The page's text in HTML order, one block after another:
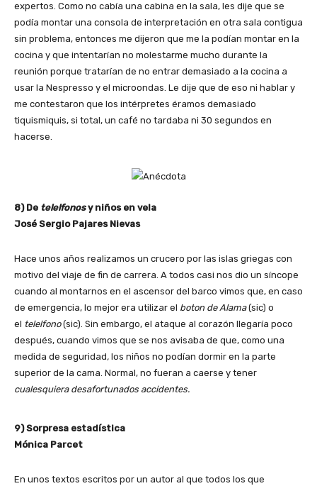
expertos. Como no cabía una cabina en la sala, les dije que se
podía montar una consola de interpretación en otra sala contigua
sin problema, entonces me dijeron que me la podían montar en la
cocina y que intentarían no molestarme mucho durante la
reunión porque tratarían de no entrar demasiado a la cocina a
usar la Nespresso y el microondas. Le dije que de eso ni hablar y
me contestaron que los intérpretes éramos demasiado
tiquismiquis, si total, un café no tardaba ni 30 segundos en
hacerse.
8) De telelfonosy niños en vela
José Sergio Pajares Nievas
Hace unos años realizamos un crucero por las islas griegas con
motivo del viaje de fin de carrera. A todos casi nos dio un síncope
cuando al montarnos en el ascensor del barco vimos que, en caso
de emergencia, lo mejor era utilizar el boton de Alama(sic) o
el telelfono(sic). Sin embargo, el ataque al corazón llegaría poco
después, cuando vimos que se nos avisaba de que, como una
medida de seguridad, los niños no podían dormir en la parte
superior de la cama. Normal, no fueran a caerse y tener
cualesquiera desafortunados accidentes.
9) Sorpresa estadística
Mónica Parcet
En unos textos escritos por un autor al que todos los que